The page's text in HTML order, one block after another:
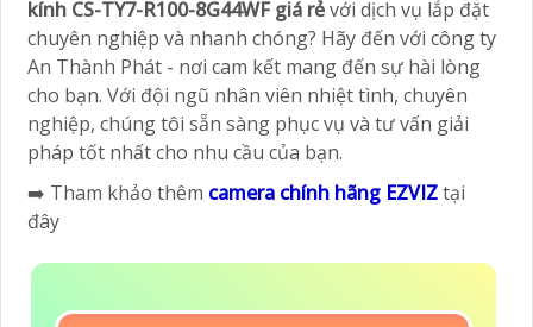
kính CS-TY7-R100-8G44WF giá rẻvới dịch vụ lắp đặt
chuyên nghiệp và nhanh chóng? Hãy đến với công ty
An Thành Phát - nơi cam kết mang đến sự hài lòng
cho bạn. Với đội ngũ nhân viên nhiệt tình, chuyên
nghiệp, chúng tôi sẵn sàng phục vụ và tư vấn giải
pháp tốt nhất cho nhu cầu của bạn.
➡️ Tham khảo thêm camera chính hãng EZVIZtại
đây